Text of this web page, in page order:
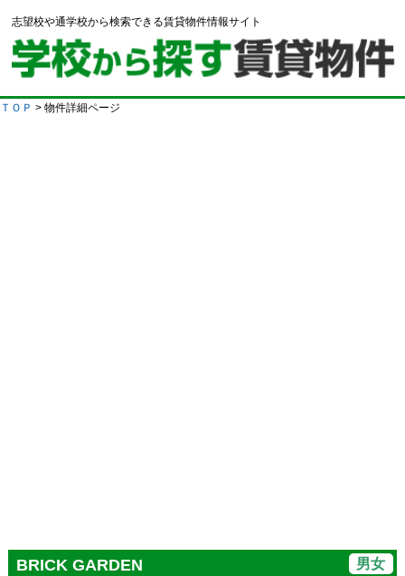
志望校や通学校から検索できる賃貸物件情報サイト
ＴＯＰ > 物件詳細ページ
BRICK GARDEN 男女